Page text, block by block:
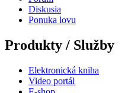
Diskusia
Ponuka lovu
Produkty / Služby
Elektronická kniha
Video portál